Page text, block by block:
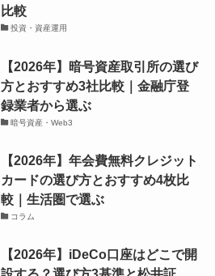
比較
投資・資産運用
【2026年】暗号資産取引所の選び
方とおすすめ3社比較｜金融庁登
録業者から選ぶ
暗号資産・Web3
【2026年】年会費無料クレジット
カードの選び方とおすすめ4枚比
較｜生活圏で選ぶ
コラム
【2026年】iDeCo口座はどこで開